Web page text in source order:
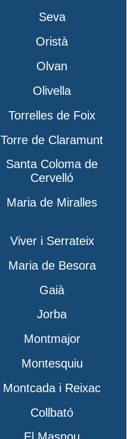
Seva
Oristà
Olvan
Olivella
Torrelles de Foix
Torre de Claramunt
Santa Coloma de
Cervelló
Maria de Miralles
Viver i Serrateix
Maria de Besora
Gaià
Jorba
Montmajor
Montesquiu
Montcada i Reixac
Collbató